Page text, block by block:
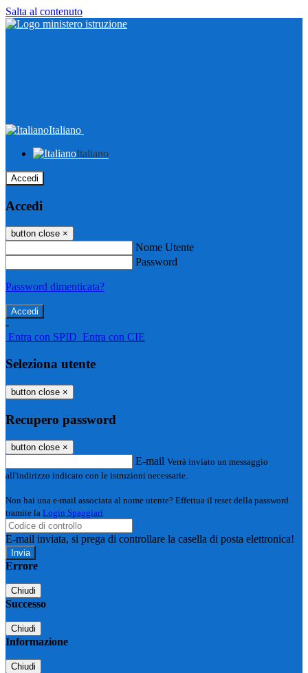
Salta al contenuto
Italiano
Italiano
Accedi
Accedi
button close ×
Nome Utente
Password
Password dimenticata?
-
Entra con SPID Entra con CIE
Seleziona utente
button close ×
Recupero password
button close ×
E-mail Verrà inviato un messaggio
all'indirizzo indicato con le istruzioni necessarie.
Non hai una e-mail associata al nome utente? Effettua il reset della password
tramite la Login Spaggiari
E-mail inviata, si prega di controllare la casella di posta elettronica!
Errore
Chiudi
Successo
Chiudi
Informazione
Chiudi